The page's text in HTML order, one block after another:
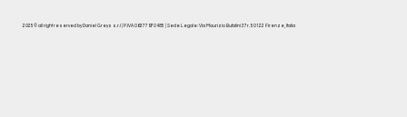
2025© all right reserved by Daniel Greys s.r.l | P.IVA 06377970485 | Sede Legale: Via Maurizio Bufalini 37r. 50122 Firenze, Italia